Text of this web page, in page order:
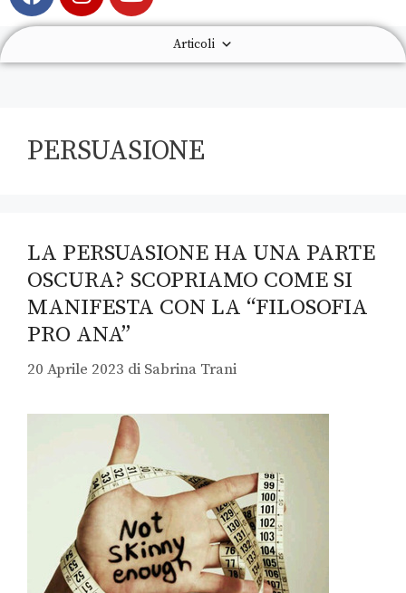
Articoli
PERSUASIONE
LA PERSUASIONE HA UNA PARTE
OSCURA? SCOPRIAMO COME SI
MANIFESTA CON LA “FILOSOFIA
PRO ANA”
20 Aprile 2023 di Sabrina Trani